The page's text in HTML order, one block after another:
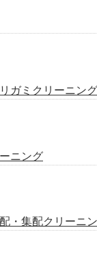
ガミクリーニン
ニング
・集配クリーニ